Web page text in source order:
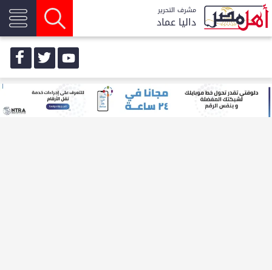
مشرف التحرير
داليا عماد